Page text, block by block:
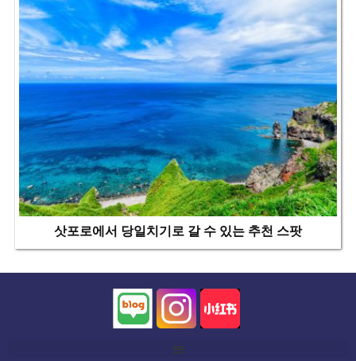
삿포로에서 당일치기로 갈 수 있는 추천 스팟